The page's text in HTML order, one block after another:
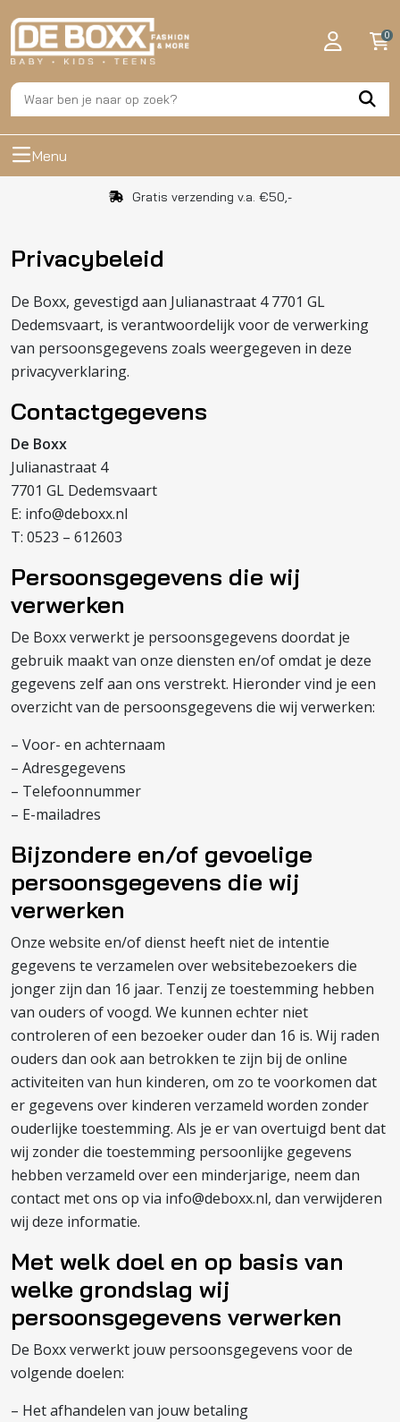
0
Menu
Gratis verzending v.a. €50,-
Privacybeleid
De Boxx, gevestigd aan Julianastraat 4 7701 GL
Dedemsvaart, is verantwoordelijk voor de verwerking
van persoonsgegevens zoals weergegeven in deze
privacyverklaring.
Contactgegevens
De Boxx
Julianastraat 4
7701 GL Dedemsvaart
E: info@deboxx.nl
T: 0523 – 612603
Persoonsgegevens die wij
verwerken
De Boxx verwerkt je persoonsgegevens doordat je
gebruik maakt van onze diensten en/of omdat je deze
gegevens zelf aan ons verstrekt. Hieronder vind je een
overzicht van de persoonsgegevens die wij verwerken:
– Voor- en achternaam
– Adresgegevens
– Telefoonnummer
– E-mailadres
Bijzondere en/of gevoelige
persoonsgegevens die wij
verwerken
Onze website en/of dienst heeft niet de intentie
gegevens te verzamelen over websitebezoekers die
jonger zijn dan 16 jaar. Tenzij ze toestemming hebben
van ouders of voogd. We kunnen echter niet
controleren of een bezoeker ouder dan 16 is. Wij raden
ouders dan ook aan betrokken te zijn bij de online
activiteiten van hun kinderen, om zo te voorkomen dat
er gegevens over kinderen verzameld worden zonder
ouderlijke toestemming. Als je er van overtuigd bent dat
wij zonder die toestemming persoonlijke gegevens
hebben verzameld over een minderjarige, neem dan
contact met ons op via info@deboxx.nl, dan verwijderen
wij deze informatie.
Met welk doel en op basis van
welke grondslag wij
persoonsgegevens verwerken
De Boxx verwerkt jouw persoonsgegevens voor de
volgende doelen:
– Het afhandelen van jouw betaling